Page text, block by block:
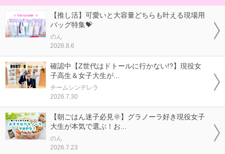
【推し活】可愛いと大容量どちらも叶える現場用
バッグ特集💝
のん
2026.8.6
確認中【Z世代はドトールに行かない!?】現役女
子高生＆女子大生が...
チームシンデレラ
2026.7.30
【朝ごはん迷子必見🌞】グラノーラ好き現役女子
大生が本気で選ぶ！お...
のん
2026.7.23